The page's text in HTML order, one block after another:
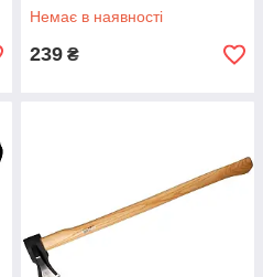
Немає в наявності
239 ₴